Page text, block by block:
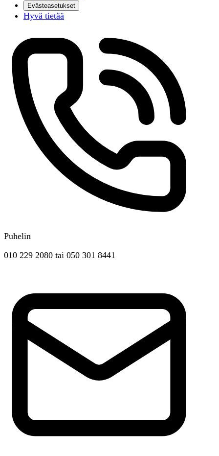
Evästeasetukset
Hyvä tietää
Puhelin
010 229 2080 tai 050 301 8441